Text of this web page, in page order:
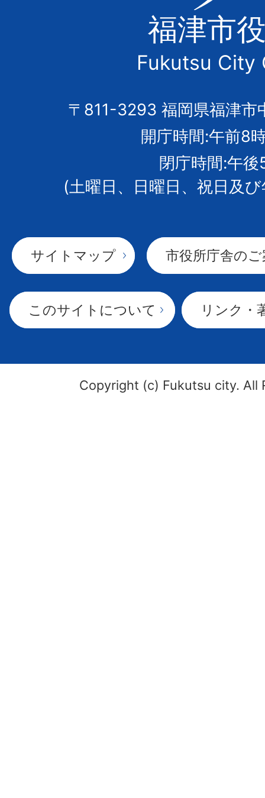
津
市
の
市
章
福津市
Fukutsu City
〒811-3293 福岡県福津市
開庁時間:午前8
閉庁時間:午後
(土曜日、日曜日、祝日及
サイトマップ 市役所庁舎の
このサイトについて リンク・
Copyright (c) Fukutsu city. All